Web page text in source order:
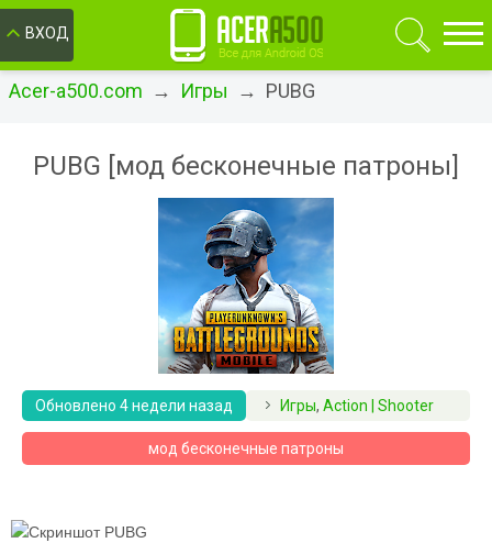
ВХОД
Acer-a500.com → Игры → PUBG
PUBG [мод бесконечные патроны]
Обновлено 4 недели назад Игры, Action | Shooter
мод бесконечные патроны